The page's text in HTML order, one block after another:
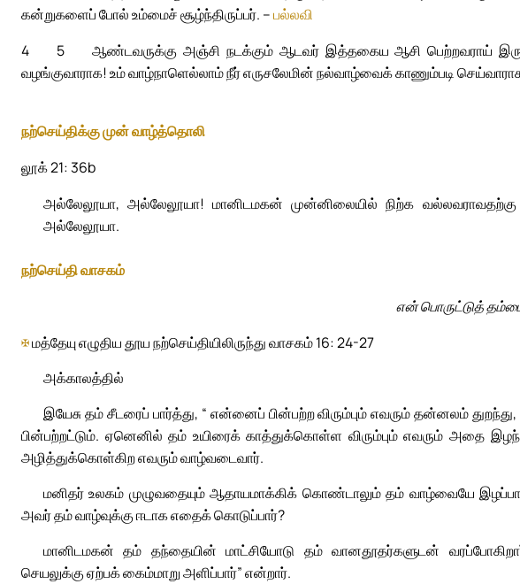
கன்றுகளைப் போல் உம்மைச் சூழ்ந்திருப்பர். –பல்லவி
4
ஆண்டவருக்கு அஞ்சி நடக்கும் ஆடவர் இத்தகைய ஆசி பெற்றவராய்
5
வழங்குவாராக! உம் வாழ்நாளெல்லாம் நீர் எருசலேமின் நல்வாழ்வைக் காணும்படி
நற்செய்திக்கு முன் வாழ்த்தொலி
லூக் 21: 36b
அல்லேலூயா, அல்லேலூயா! மானிடமகன் முன்னிலையில் நிற்க வல்லவராவதற்கு
அல்லேலூயா.
நற்செய்தி வாசகம்
என் பொருட்டுத்
✠மத்தேயு எழுதிய தூய நற்செய்தியிலிருந்து வாசகம் 16: 24-27
அக்காலத்தில்
இயேசு தம் சீடரைப் பார்த்து, “ என்னைப் பின்பற்ற விரும்பும் எவரும் தன்னலம்
பின்பற்றட்டும். ஏனெனில் தம் உயிரைக் காத்துக்கொள்ள விரும்பும் எவரும் அதை
அழித்துக்கொள்கிற எவரும் வாழ்வடைவார்.
மனிதர் உலகம் முழுவதையும் ஆதாயமாக்கிக் கொண்டாலும் தம் வாழ்வையே
அவர் தம் வாழ்வுக்கு ஈடாக எதைக் கொடுப்பார்?
மானிடமகன் தம் தந்தையின் மாட்சியோடு தம் வானதூதர்களுடன்
செயலுக்கு ஏற்பக் கைம்மாறு அளிப்பார்” என்றார்.